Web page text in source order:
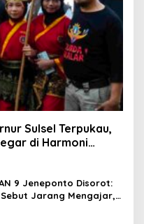
Sulsel Terpukau,
di Harmoni
9 Jeneponto Disorot:
Sebut Jarang Mengajar,